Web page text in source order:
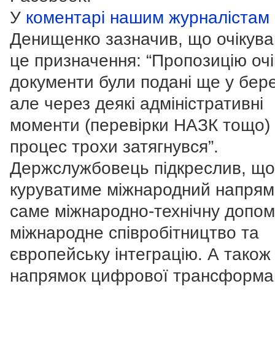
У коментарі нашим журналістам
Денищенко зазначив, що
це призначення: “Пропозицію
документи були подані ще у
але через деякі адміністративні
моменти (перевірки НАЗК тощо)
процес трохи затягнувся”.
Держслужбовець підкреслив, що
куруватиме міжнародний
саме міжнародно-технічну
міжнародне співробітництво та
європейську інтеграцію. А також
напрямок цифрової